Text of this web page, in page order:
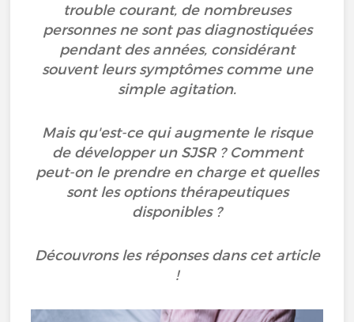
trouble courant, de nombreuses
personnes ne sont pas diagnostiquées
pendant des années, considérant
souvent leurs symptômes comme une
simple agitation.
Mais qu'est-ce qui augmente le risque
de développer un SJSR ? Comment
peut-on le prendre en charge et quelles
sont les options thérapeutiques
disponibles ?
Découvrons les réponses dans cet article
!